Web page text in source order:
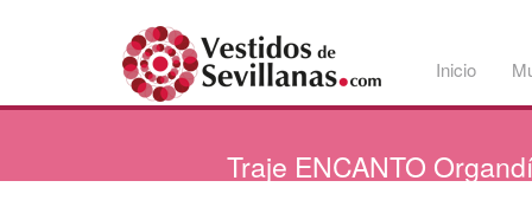
Inicio
Traje ENCANTO